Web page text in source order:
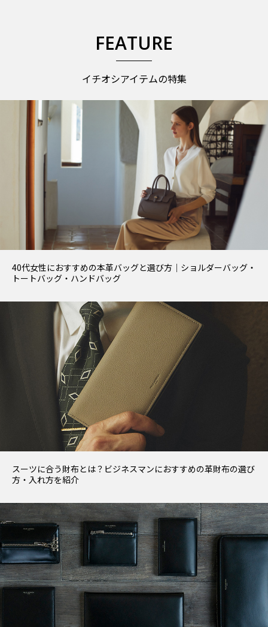
FEATURE
イチオシアイテムの特集
40代女性におすすめの本革バッグと選び方｜ショルダーバッグ・
トートバッグ・ハンドバッグ
スーツに合う財布とは？ビジネスマンにおすすめの革財布の選び
方・入れ方を紹介